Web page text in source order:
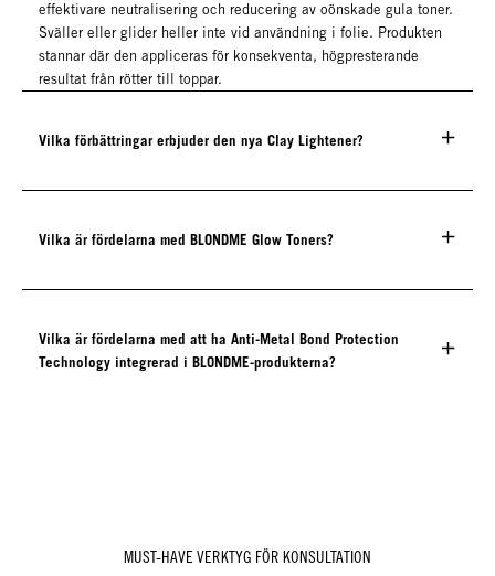
effektivare neutralisering och reducering av oönskade gula toner.
Sväller eller glider heller inte vid användning i folie. Produkten
stannar där den appliceras för konsekventa, högpresterande
resultat från rötter till toppar.
Vilka förbättringar erbjuder den nya Clay Lightener?
Vilka är fördelarna med BLONDME Glow Toners?
Vilka är fördelarna med att ha Anti-Metal Bond Protection
Technology integrerad i BLONDME-produkterna?
MUST-HAVE VERKTYG FÖR KONSULTATION